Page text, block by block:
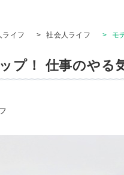
ライフ > 社会人ライフ > モ
プ！ 仕事のやる